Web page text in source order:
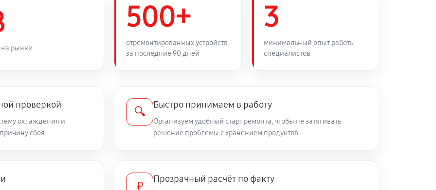
450 руб 60 минут
60 минут
на рынке
500+
отремонтированных устройств
за последние 90 дней
3
минимальный опыт работы
специалистов
проверкой
охлаждения и
сбоя
🔍
Быстро принимаем в работу
Организуем удобный старт ремонта, чтобы не затягивать
решение проблемы с хранением продуктов
₽
Прозрачный расчёт по факту